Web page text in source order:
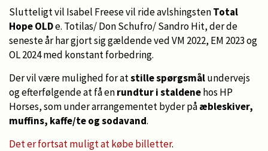
Slutteligt vil Isabel Freese vil ride avlshingstenTotal
Hope OLDe. Totilas/ Don Schufro/ Sandro Hit, der de
seneste år har gjort sig gældende ved VM 2022, EM 2023 og
OL 2024 med konstant forbedring.
Der vil være mulighed for atstille spørgsmålundervejs
og efterfølgende at få enrundtur i staldenehos HP
Horses, som under arrangementet byder påæbleskiver,
muffins, kaffe/te og sodavand.
Det er fortsat muligt at købe billetter.